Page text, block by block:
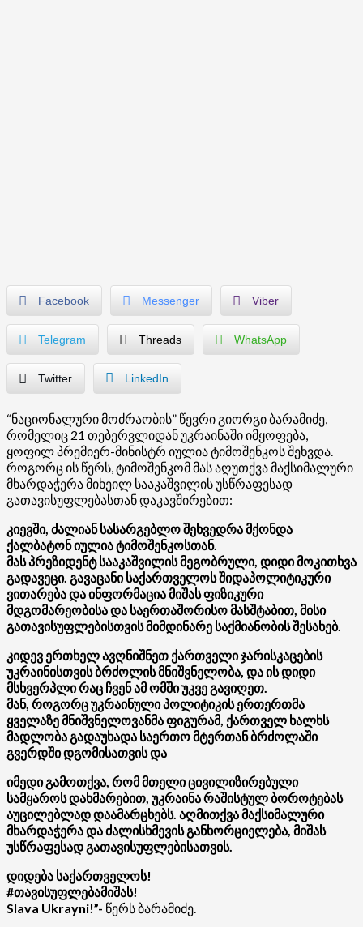
Facebook Messenger Viber
Telegram Threads WhatsApp
Twitter LinkedIn
“ნაციონალური მოძრაობის” წევრი გიორგი ბარამიძე,
რომელიც 21 თებერვლიდან უკრაინაში იმყოფება,
ყოფილ პრემიერ-მინისტრ იულია ტიმოშენკოს შეხვდა.
როგორც ის წერს, ტიმოშენკომ მას აღუთქვა მაქსიმალური
მხარდაჭერა მიხეილ სააკაშვილის უსწრაფესად
გათავისუფლებასთან დაკავშირებით:
კიევში, ძალიან სასარგებლო შეხვედრა მქონდა
ქალბატონ იულია ტიმოშენკოსთან.
მას პრეზიდენტ სააკაშვილის მეგობრული, დიდი მოკითხვა
გადავეცი. გავაცანი საქართველოს შიდაპოლიტიკური
ვითარება და ინფორმაცია მიშას ფიზიკური
მდგომარეობისა და საერთაშორისო მასშტაბით, მისი
გათავისუფლებისთვის მიმდინარე საქმიანობის შესახებ.
კიდევ ერთხელ ავღნიშნეთ ქართველი ჯარისკაცების
უკრაინისთვის ბრძოლის მნიშვნელობა, და ის დიდი
მსხვერპლი რაც ჩვენ ამ ომში უკვე გავიღეთ.
მან, როგორც უკრაინული პოლიტიკის ერთერთმა
ყველაზე მნიშვნელოვანმა ფიგურამ, ქართველ ხალხს
მადლობა გადაუხადა საერთო მტერთან ბრძოლაში
გვერდში დგომისათვის და
იმედი გამოთქვა, რომ მთელი ცივილიზირებული
სამყაროს დახმარებით, უკრაინა რაშისტულ ბოროტებას
აუცილებლად დაამარცხებს. აღმითქვა მაქსიმალური
მხარდაჭერა და ძალისხმევის განხორციელება, მიშას
უსწრაფესად გათავისუფლებისათვის.
დიდება საქართველოს!
#თავისუფლებამიშას!
Slava Ukrayni!”- წერს ბარამიძე.